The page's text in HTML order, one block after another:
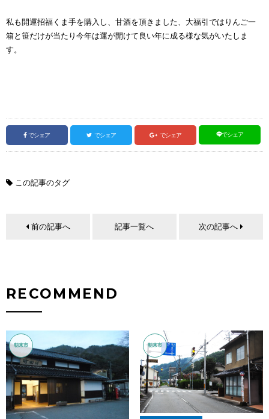
私も開運招福くま手を購入し、甘酒を頂きました、大福引ではりんご一
箱と笹だけが当たり今年は運が開けて良い年に成る様な気がいたしま
す。
でシェア でシェア でシェア でシェア
この記事のタグ
前の記事へ 記事一覧へ 次の記事へ
RECOMMEND
朝来市 朝来市